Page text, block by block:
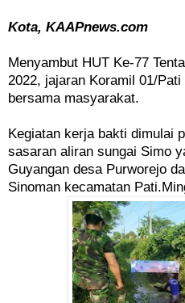
Kota, KAAPnews.com
Menyambut HUT Ke-77
2022, jajaran Koramil 01/
bersama masyarakat.
Kegiatan kerja bakti dimulai
sasaran aliran sungai Simo
Guyangan desa Purworejo
Sinoman kecamatan